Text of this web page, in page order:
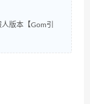
版本【Gom引